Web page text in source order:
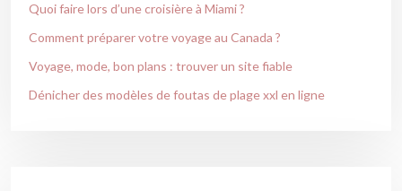
Quoi faire lors d’une croisière à Miami ?
Comment préparer votre voyage au Canada ?
Voyage, mode, bon plans : trouver un site fiable
Dénicher des modèles de foutas de plage xxl en ligne